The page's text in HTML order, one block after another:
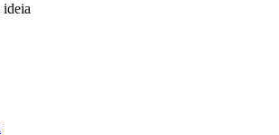
ideia